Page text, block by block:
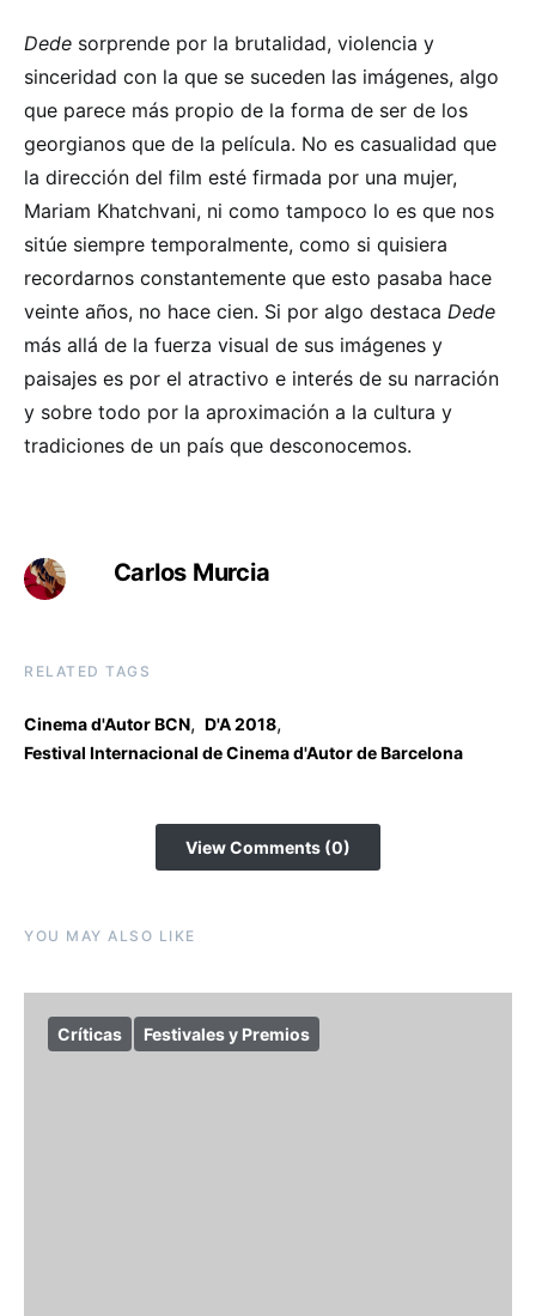
Dede sorprende por la brutalidad, violencia y
sinceridad con la que se suceden las imágenes, algo
que parece más propio de la forma de ser de los
georgianos que de la película. No es casualidad que
la dirección del film esté firmada por una mujer,
Mariam Khatchvani, ni como tampoco lo es que nos
sitúe siempre temporalmente, como si quisiera
recordarnos constantemente que esto pasaba hace
veinte años, no hace cien. Si por algo destaca Dede
más allá de la fuerza visual de sus imágenes y
paisajes es por el atractivo e interés de su narración
y sobre todo por la aproximación a la cultura y
tradiciones de un país que desconocemos.
Carlos Murcia
RELATED TAGS
Cinema d'Autor BCN, D'A 2018,
Festival Internacional de Cinema d'Autor de Barcelona
View Comments (0)
YOU MAY ALSO LIKE
Críticas Festivales y Premios